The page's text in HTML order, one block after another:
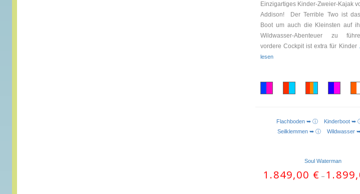
Einzigartiges Kinder-Zweier-Kajak
Addison! Der Terrible Two ist
Boot um auch die Kleinsten auf
Wildwasser-Abenteuer zu
vordere Cockpit ist extra für Kinder
lesen
Flachboden ➥ ⓘ Kinderboot
Seilklemmen ➥ ⓘWildwasser
Soul Waterman
1.849,00 € –